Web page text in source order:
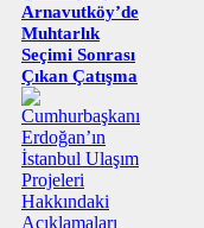
Arnavutköy’de
Muhtarlık
Seçimi Sonrası
Çıkan Çatışma